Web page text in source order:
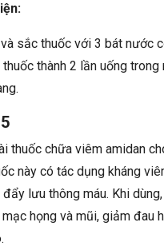
sắc thuốc với 3 bát nước
thành 2 lần uống trong
thuốc chữa viêm amidan
này có tác dụng kháng
lưu thông máu. Khi
họng và mũi, giảm đau